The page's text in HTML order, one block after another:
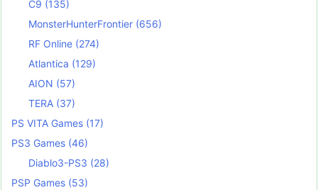
C9 (135)
MonsterHunterFrontier (656)
RF Online (274)
Atlantica (129)
AION (57)
TERA (37)
PS VITA Games (17)
PS3 Games (46)
Diablo3-PS3 (28)
PSP Games (53)